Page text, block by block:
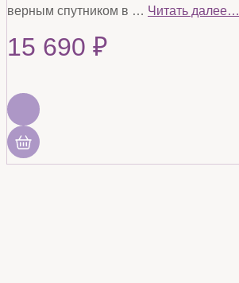
верным спутником в … Читать далее…
15 690 ₽